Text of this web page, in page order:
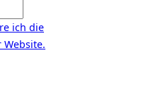
ich die